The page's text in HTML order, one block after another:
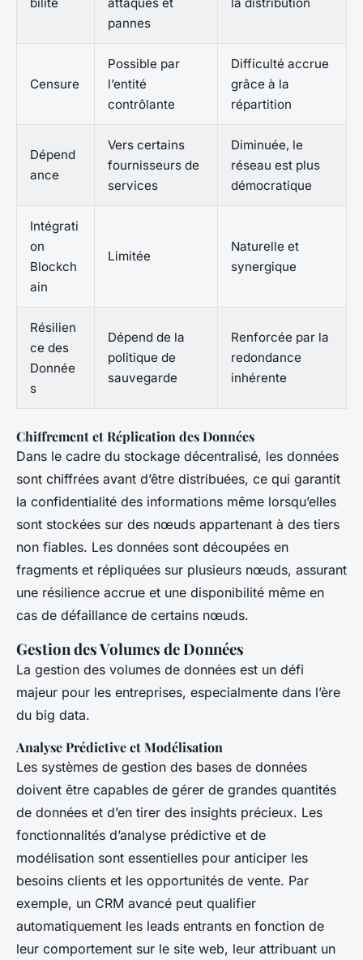
pannes
Censure
Possible par
l’entité
contrôlante
Difficulté accrue
grâce à la
répartition
Dépend
ance
Vers certains
fournisseurs de
services
Diminuée, le
réseau est plus
démocratique
Intégrati
on
Blockch
ain
Limitée
Naturelle et
synergique
Résilien
ce des
Donnée
s
Dépend de la
politique de
sauvegarde
Renforcée par la
redondance
inhérente
Chiffrement et Réplication des Données
Dans le cadre du stockage décentralisé, les données
sont chiffrées avant d’être distribuées, ce qui garantit
la confidentialité des informations même lorsqu’elles
sont stockées sur des nœuds appartenant à des tiers
non fiables. Les données sont découpées en
fragments et répliquées sur plusieurs nœuds, assurant
une résilience accrue et une disponibilité même en
cas de défaillance de certains nœuds.
Gestion des Volumes de Données
La gestion des volumes de données est un défi
majeur pour les entreprises, especialmente dans l’ère
du big data.
Analyse Prédictive et Modélisation
Les systèmes de gestion des bases de données
doivent être capables de gérer de grandes quantités
de données et d’en tirer des insights précieux. Les
fonctionnalités d’analyse prédictive et de
modélisation sont essentielles pour anticiper les
besoins clients et les opportunités de vente. Par
exemple, un CRM avancé peut qualifier
automatiquement les leads entrants en fonction de
leur comportement sur le site web, leur attribuant un